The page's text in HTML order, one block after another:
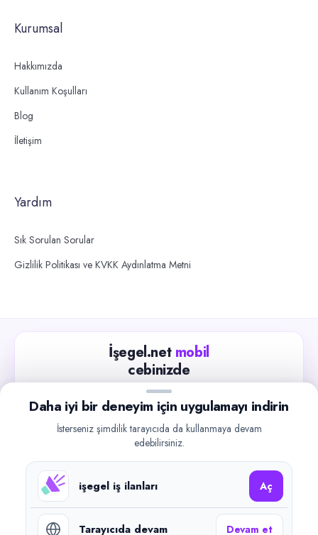
Kurumsal
Hakkımızda
Kullanım Koşulları
Blog
İletişim
Yardım
Sık Sorulan Sorular
Gizlilik Politikası ve KVKK Aydınlatma Metni
İşegel.net mobil
cebinizde
Güncel iş ilanlarını takip edin, işverenlerle hızlıca
iletişime geçin.
Google Play
Daha iyi bir deneyim için uygulamayı indirin
İsterseniz şimdilik tarayıcıda da kullanmaya devam
edebilirsiniz.
işegel iş ilanları Aç
Tarayıcıda devam Devam et